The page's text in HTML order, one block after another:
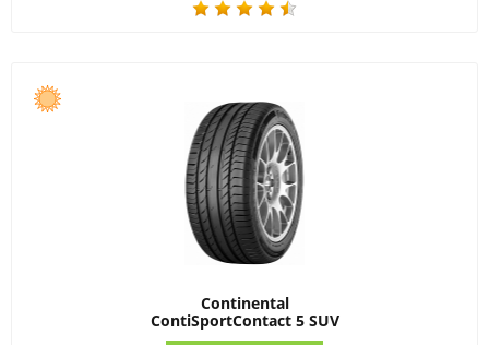
Continental
ContiSportContact 5 SUV